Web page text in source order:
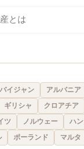
とは
イジャン アルバニア
ギリシャ クロアチア
ツ ノルウェー ハ
ポーランド マルタ